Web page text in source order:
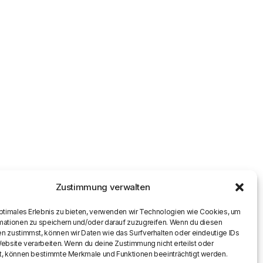
Zustimmung verwalten
Erlebnis zu bieten, verwenden wir Technologien wie Cookies, um
zu speichern und/oder darauf zuzugreifen. Wenn du diesen
zustimmst, können wir Daten wie das Surfverhalten oder eindeutige IDs
verarbeiten. Wenn du deine Zustimmung nicht erteilst oder
können bestimmte Merkmale und Funktionen beeinträchtigt werden.